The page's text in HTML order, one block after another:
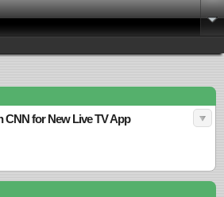
CNN for New Live TV App